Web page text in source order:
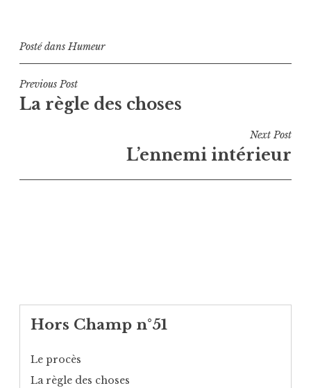
Posté dansHumeur
Navigation
de
Previous Post
La règle des choses
Next Post
L’ennemi intérieur
Hors Champ n°51
Le procès
La règle des choses